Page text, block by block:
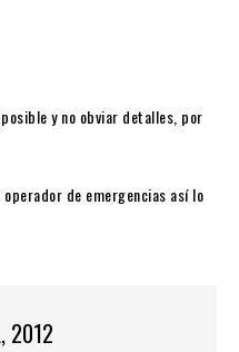
y no obviar detalles, por
de emergencias así lo
2012